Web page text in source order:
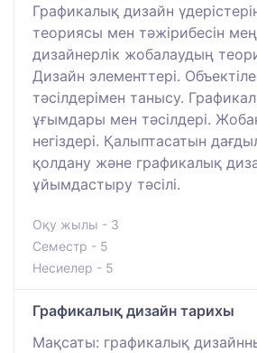
Графикалық дизайн
теориясы мен тәжірибесін
дизайнерлік жобалаудың
Дизайн элементтері.
тәсілдерімен танысу.
ұғымдары мен тәсілдері.
негіздері. Қалыптасатын
қолдану және графикалық
ұйымдастыру тәсілі.
Оқу жылы - 3
Семестр - 5
Несиелер - 5
Графикалық дизайн тарихы
Мақсаты: графикалық